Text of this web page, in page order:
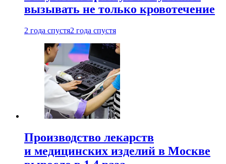
вызывать не только кровотечение
2 года спустя2 года спустя
Производство лекарств
и медицинских изделий в Москве